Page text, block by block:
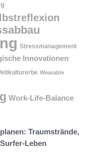
Stressmanagement
Innovationen
Wearable
Work-Life-Balance
Traumstrände,
Leben